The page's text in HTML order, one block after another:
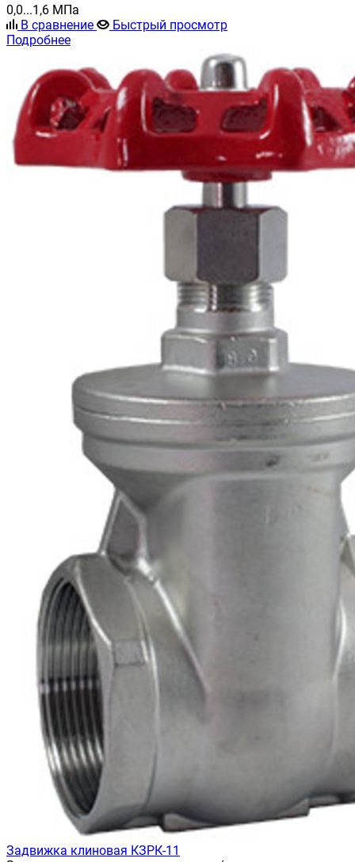
0,0...1,6 МПа
В сравнение
Быстрый просмотр
Подробнее
Задвижка клиновая КЗРК-11